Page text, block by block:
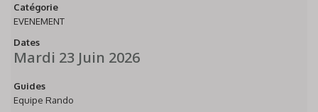
Catégorie
EVENEMENT
Dates
Mardi 23 Juin 2026
Guides
Equipe Rando